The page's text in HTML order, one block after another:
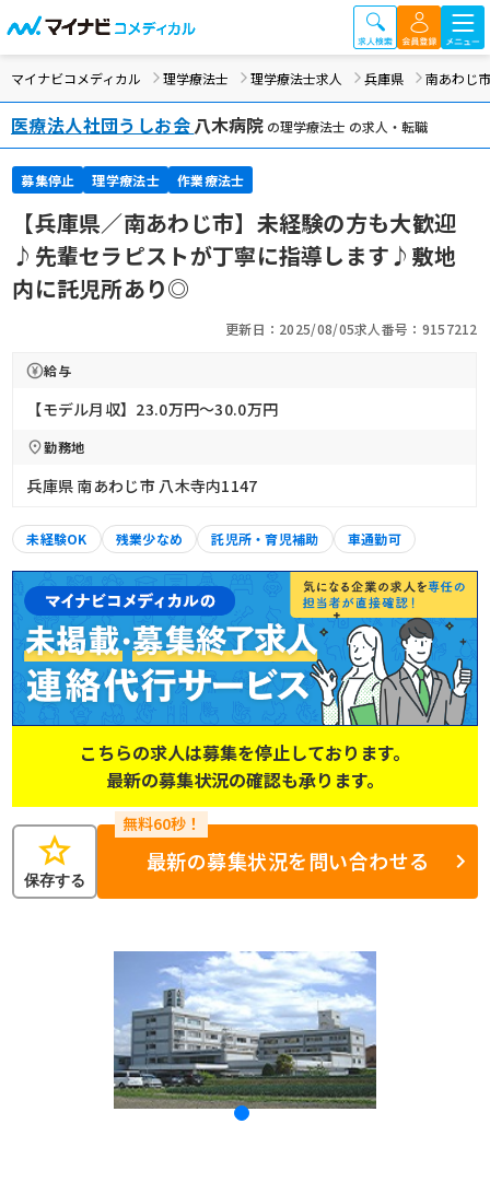
マイナビコメディカル 理学療法士 理学療法士求人 兵庫県 南あわじ市
医療法人社団うしお会八木病院 の理学療法士 の求人・転職
募集停止 理学療法士 作業療法士
【兵庫県／南あわじ市】未経験の方も大歓迎
♪先輩セラピストが丁寧に指導します♪敷地
内に託児所あり◎
更新日：2025/08/05求人番号：9157212
給与
【モデル月収】23.0万円〜30.0万円
勤務地
兵庫県 南あわじ市 八木寺内1147
未経験OK 残業少なめ 託児所・育児補助 車通勤可
こちらの求人は募集を停止しております。
最新の募集状況の確認も承ります。
star
保存する
最新の募集状況を問い合わせる